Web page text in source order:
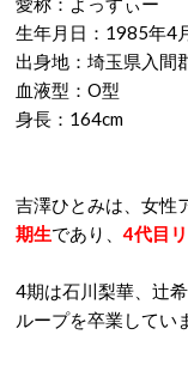
生年月日：1985年4
出身地：埼玉県入間
血液型：O型
身長：164cm
吉澤ひとみは、女性
期生であり、4代目
4期は石川梨華、辻
ループを卒業してい